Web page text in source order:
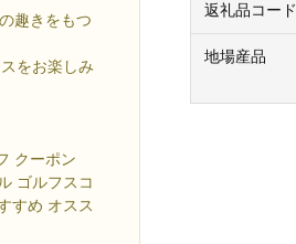
趣きをもつ
をお楽しみ
クーポン
ゴルフスコ
すめ オスス
返礼品コード
地場産品